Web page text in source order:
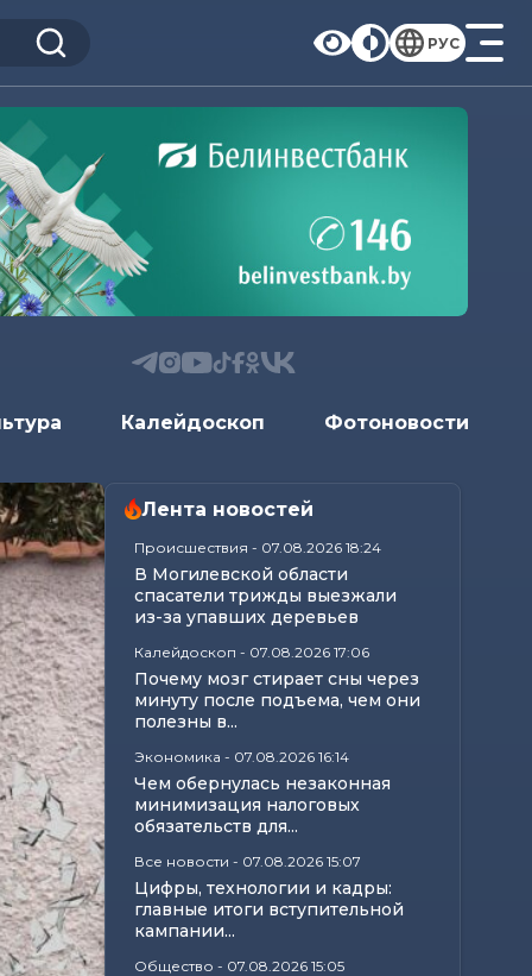
РУС
Калейдоскоп Фотоновости
Лента новостей
Происшествия - 07.08.2026 18:24
В Могилевской области
спасатели трижды выезжали
из-за упавших деревьев
Калейдоскоп - 07.08.2026 17:06
Почему мозг стирает сны через
минуту после подъема, чем они
полезны в...
Экономика - 07.08.2026 16:14
Чем обернулась незаконная
минимизация налоговых
обязательств для...
Все новости - 07.08.2026 15:07
Цифры, технологии и кадры:
главные итоги вступительной
кампании...
Общество - 07.08.2026 15:05